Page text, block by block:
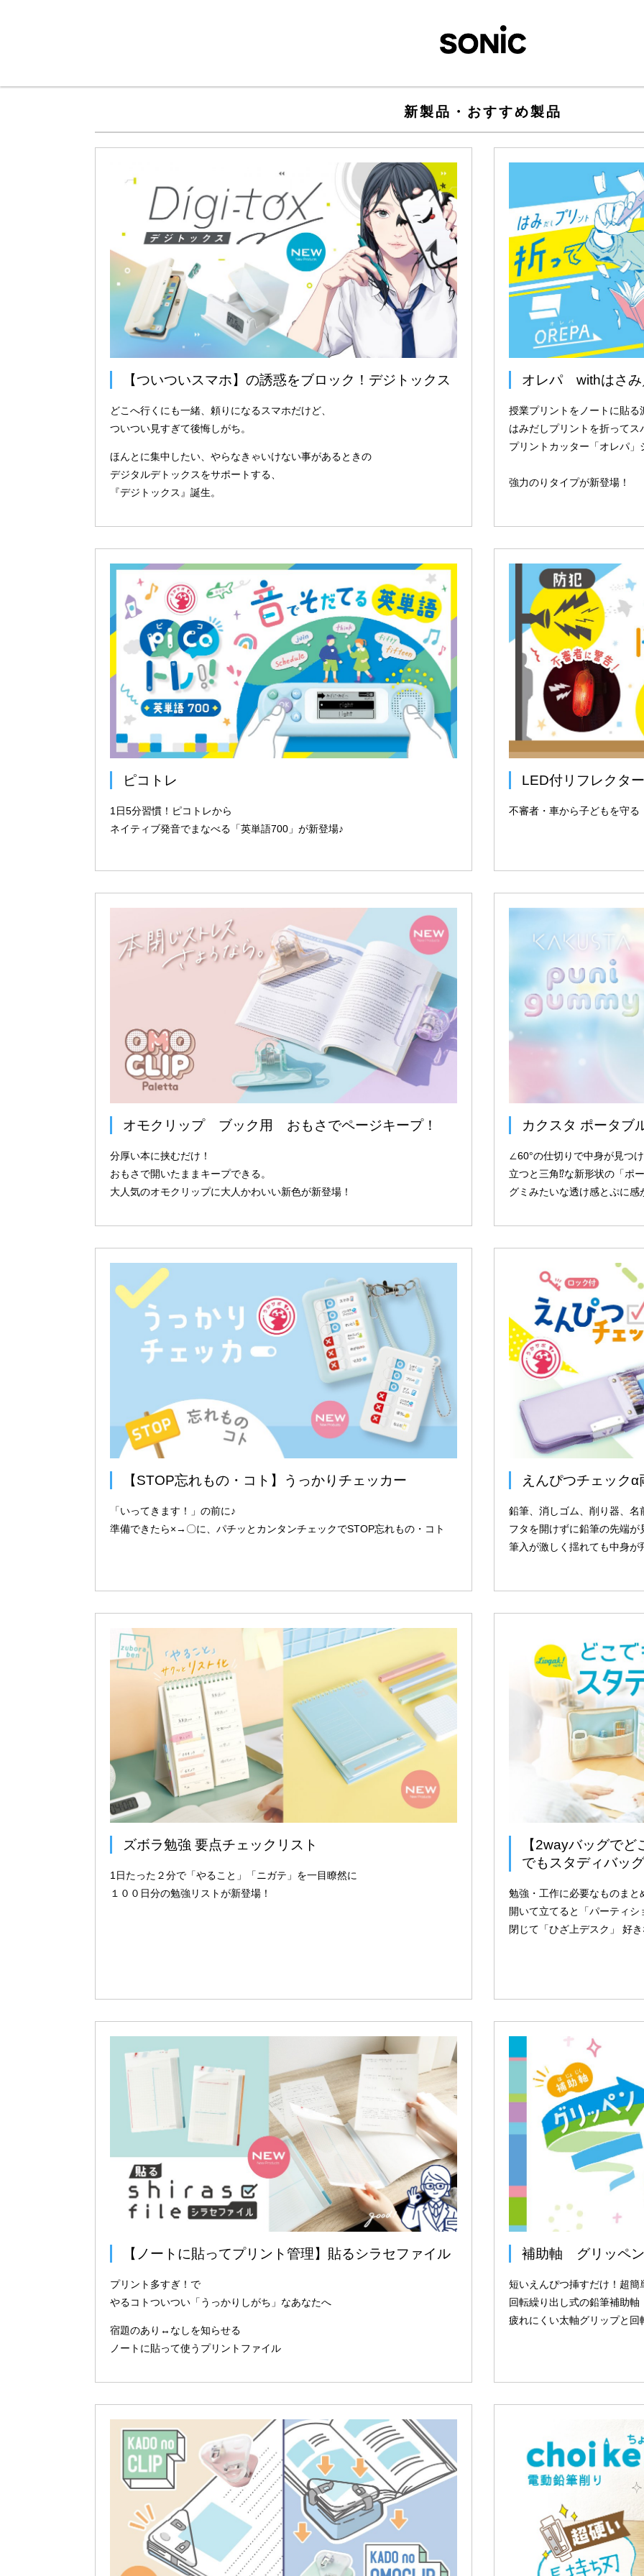
新製品・おすすめ製品
【ついついスマホ】の誘惑をブロック！デジトックス
どこへ行くにも一緒、頼りになるスマホだけど、
ついつい見すぎて後悔しがち。
ほんとに集中したい、やらなきゃいけない事があるときの
デジタルデトックスをサポートする、
『デジトックス』誕生。
オレパ withはさみ
授業プリントをノートに貼る
はみだしプリントを折って
プリントカッター「オレパ」
強力のりタイプが新登場！
ピコトレ
1日5分習慣！ピコトレから
ネイティブ発音でまなべる「英単語700」が新登場♪
LED付リフレク
不審者・車から子どもを守
オモクリップ ブック用 おもさでページキープ！
分厚い本に挟むだけ！
おもさで開いたままキープできる。
大人気のオモクリップに大人かわいい新色が新登場！
カクスタ ポータブ
∠60°の仕切りで中身が見つ
立つと三角⁉な新形状の「ポ
グミみたいな透け感とぷに
【STOP忘れもの・コト】うっかりチェッカー
「いってきます！」の前に♪
準備できたら×→〇に、パチッとカンタンチェックでSTOP忘れもの・コト
えんぴつチェックα
鉛筆、消しゴム、削り器、
フタを開けずに鉛筆の先端
筆入が激しく揺れても中身
ズボラ勉強 要点チェックリスト
1日たった２分で「やること」「ニガテ」を一目瞭然に
１００日分の勉強リストが新登場！
【2wayバッグで
でもスタディバッグ
勉強・工作に必要なものま
開いて立てると「パーティ
閉じて「ひざ上デスク」 好
【ノートに貼ってプリント管理】貼るシラセファイル
プリント多すぎ！で
やるコトついつい「うっかりしがち」なあなたへ
宿題のあり↔なしを知らせる
ノートに貼って使うプリントファイル
補助軸 グリッペン
短いえんぴつ挿すだけ！超簡
回転繰り出し式の鉛筆補助
疲れにくい太軸グリップと